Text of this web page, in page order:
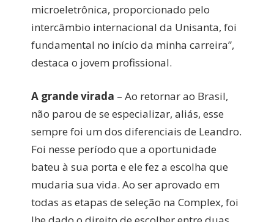
microeletrônica, proporcionado pelo
intercâmbio internacional da Unisanta, foi
fundamental no início da minha carreira”,
destaca o jovem profissional.
A grande virada – Ao retornar ao Brasil,
não parou de se especializar, aliás, esse
sempre foi um dos diferenciais de Leandro.
Foi nesse período que a oportunidade
bateu à sua porta e ele fez a escolha que
mudaria sua vida. Ao ser aprovado em
todas as etapas de seleção na Complex, foi